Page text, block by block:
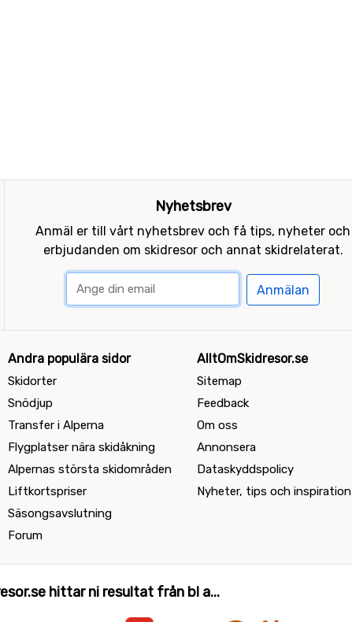
Nyhetsbrev
Anmäl er till vårt nyhetsbrev och få tips, nyheter och
erbjudanden om skidresor och annat skidrelaterat.
Anmälan
Andra populära sidor
Skidorter
Snödjup
Transfer i Alperna
Flygplatser nära skidåkning
Alpernas största skidområden
Liftkortspriser
Säsongsavslutning
Forum
AlltOmSkidresor.se
Sitemap
Feedback
Om oss
Annonsera
Dataskyddspolicy
Nyheter, tips och inspiration
hittar ni resultat från bl a...